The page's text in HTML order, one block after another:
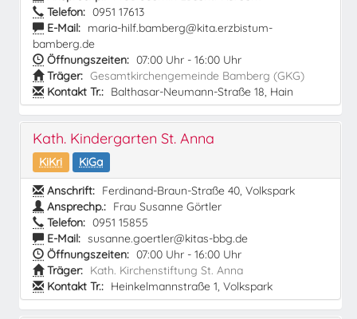
Telefon: 0951 17613
E-Mail: maria-hilf.bamberg@kita.erzbistum-
bamberg.de
Öffnungszeiten: 07:00 Uhr - 16:00 Uhr
Träger: Gesamtkirchengemeinde Bamberg (GKG)
Kontakt Tr.: Balthasar-Neumann-Straße 18, Hain
Kath. Kindergarten St. Anna
KiKri
KiGa
Anschrift: Ferdinand-Braun-Straße 40, Volkspark
Ansprechp.: Frau Susanne Görtler
Telefon: 0951 15855
E-Mail: susanne.goertler@kitas-bbg.de
Öffnungszeiten: 07:00 Uhr - 16:00 Uhr
Träger: Kath. Kirchenstiftung St. Anna
Kontakt Tr.: Heinkelmannstraße 1, Volkspark